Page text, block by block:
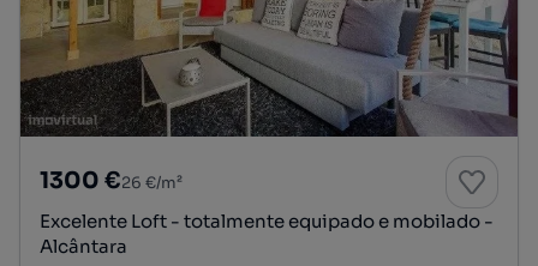
1300 €26 €/m²
Excelente Loft - totalmente equipado e mobilado -
Alcântara